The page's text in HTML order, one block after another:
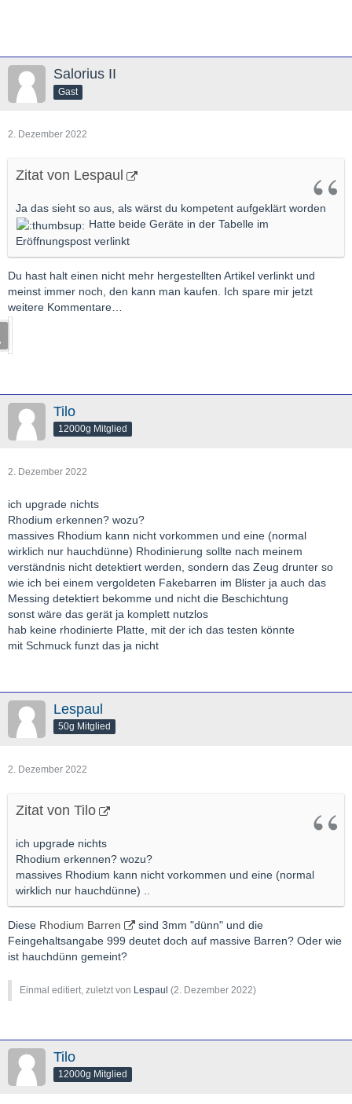
Salorius II
Gast
2. Dezember 2022
Zitat von Lespaul
Ja das sieht so aus, als wärst du kompetent aufgeklärt worden
Hatte beide Geräte in der Tabelle im
Eröffnungspost verlinkt
Du hast halt einen nicht mehr hergestellten Artikel verlinkt und
meinst immer noch, den kann man kaufen. Ich spare mir jetzt
weitere Kommentare…
Tilo
12000g Mitglied
2. Dezember 2022
ich upgrade nichts
Rhodium erkennen? wozu?
massives Rhodium kann nicht vorkommen und eine (normal
wirklich nur hauchdünne) Rhodinierung sollte nach meinem
verständnis nicht detektiert werden, sondern das Zeug drunter so
wie ich bei einem vergoldeten Fakebarren im Blister ja auch das
Messing detektiert bekomme und nicht die Beschichtung
sonst wäre das gerät ja komplett nutzlos
hab keine rhodinierte Platte, mit der ich das testen könnte
mit Schmuck funzt das ja nicht
Lespaul
50g Mitglied
2. Dezember 2022
Zitat von Tilo
ich upgrade nichts
Rhodium erkennen? wozu?
massives Rhodium kann nicht vorkommen und eine (normal
wirklich nur hauchdünne) ..
Diese Rhodium Barren
sind 3mm "dünn" und die
Feingehaltsangabe 999 deutet doch auf massive Barren? Oder wie
ist hauchdünn gemeint?
Einmal editiert, zuletzt von Lespaul (2. Dezember 2022)
Tilo
12000g Mitglied